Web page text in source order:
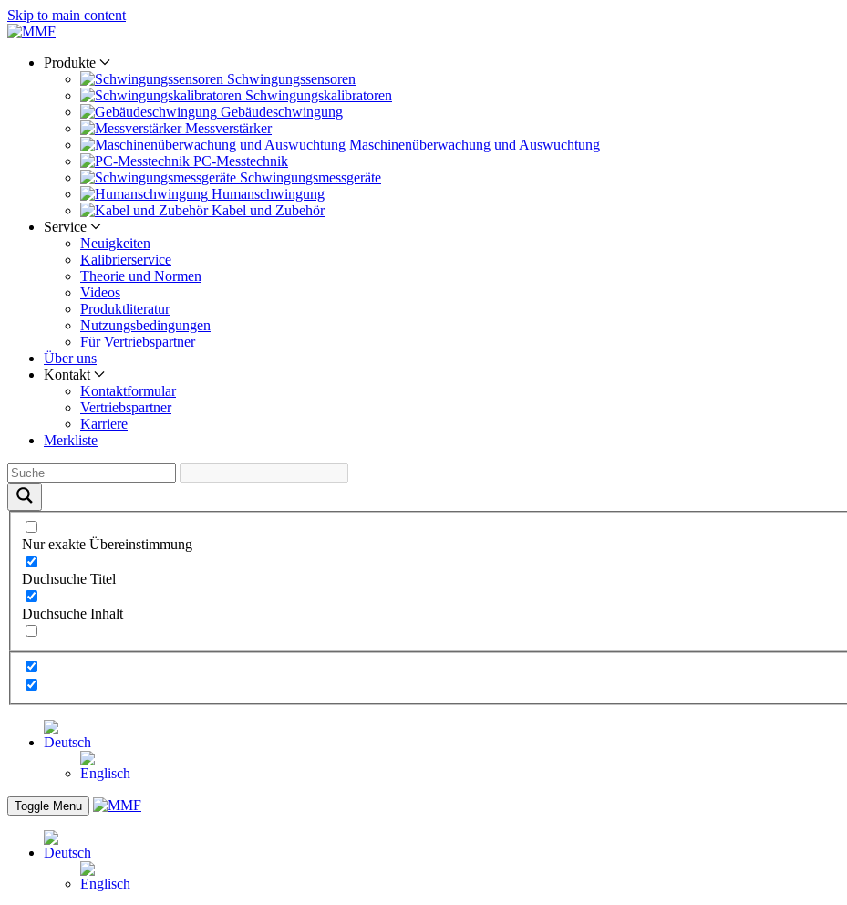
Skip to main content
Produkte
Schwingungs­sensoren
Schwingungs­kalibratoren
Gebäude­schwingung
Messverstärker
Maschinen­überwachung und Auswuchtung
PC-Messtechnik
Schwingungs­messgeräte
Human­schwingung
Kabel und Zubehör
Service
Neuigkeiten
Kalibrier­service
Theorie und Normen
Videos
Produkt­literatur
Nutzungs­bedingungen
Für Vertriebs­partner
Über uns
Kontakt
Kontaktformular
Vertriebs­partner
Karriere
Merkliste
Nur exakte Übereinstimmung
Duchsuche Titel
Duchsuche Inhalt
Toggle Menu